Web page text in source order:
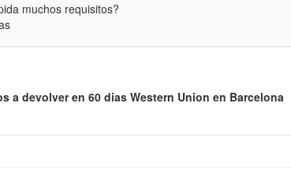
muchos requisitos?
a devolver en 60 dias Western Union en Barcelona